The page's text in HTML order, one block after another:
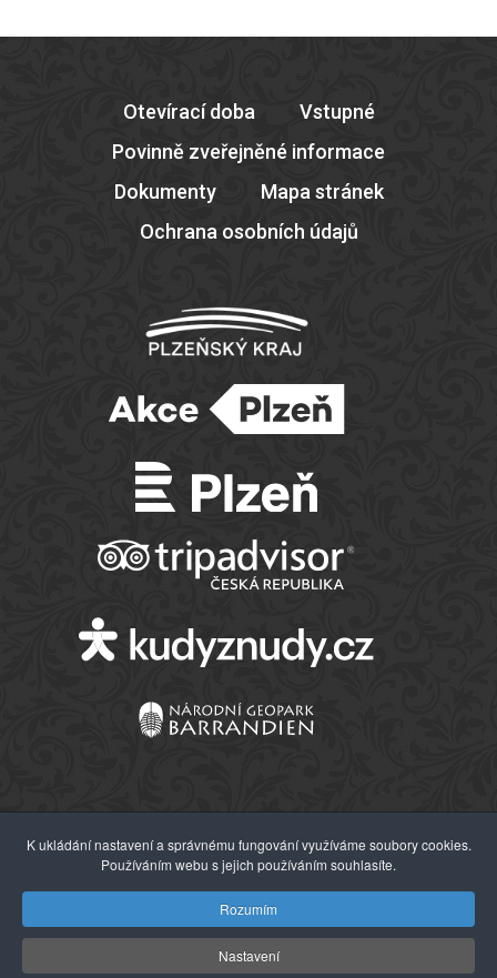
Otevírací doba
Vstupné
Povinně zveřejněné informace
Dokumenty
Mapa stránek
Ochrana osobních údajů
© 2026 Západočeské muzeum v Plzni
K ukládání nastavení a správnému fungování využíváme soubory cookies.
Používáním webu s jejich používáním souhlasíte.
Rozumím
Nastavení